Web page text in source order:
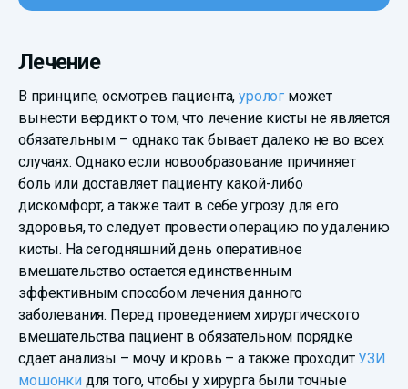
Лечение
В принципе, осмотрев пациента,уролог может
вынести вердикт о том, что лечение кисты не является
обязательным – однако так бывает далеко не во всех
случаях. Однако если новообразование причиняет
боль или доставляет пациенту какой-либо
дискомфорт, а также таит в себе угрозу для его
здоровья, то следует провести операцию по удалению
кисты. На сегодняшний день оперативное
вмешательство остается единственным
эффективным способом лечения данного
заболевания. Перед проведением хирургического
вмешательства пациент в обязательном порядке
сдает анализы – мочу и кровь – а также проходитУЗИ
мошонки для того, чтобы у хирурга были точные